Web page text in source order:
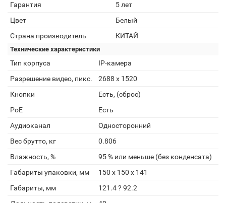
Гарантия
5 лет
Цвет
Белый
Страна производитель
КИТАЙ
Технические характеристики
Тип корпуса
IP-камера
Разрешение видео, пикс.
2688 x 1520
Кнопки
Есть, (сброс)
PoE
Есть
Аудиоканал
Односторонний
Вес брутто, кг
0.806
Влажность, %
95 % или меньше (без конденсата)
Габариты упаковки, мм
150 х 150 х 141
Габариты, мм
121.4 ? 92.2